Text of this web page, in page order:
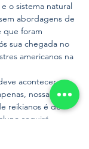
o sistema natural
abordagens de
que foram
sua chegada no
americanos na
acontecer em
nossa
reikianos é de
seguirá